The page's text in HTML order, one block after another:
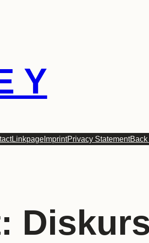
Y
LinkpageImprintPrivacy StatementBack
Diskurs